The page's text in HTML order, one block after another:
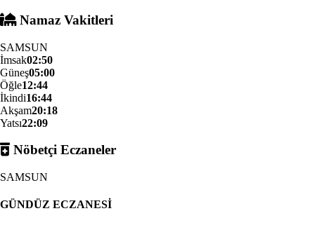
Namaz Vakitleri
SAMSUN
İmsak02:50
Güneş05:00
Öğle12:44
İkindi16:44
Akşam20:18
Yatsı22:09
Nöbetçi Eczaneler
SAMSUN
GÜNDÜZ ECZANESİ